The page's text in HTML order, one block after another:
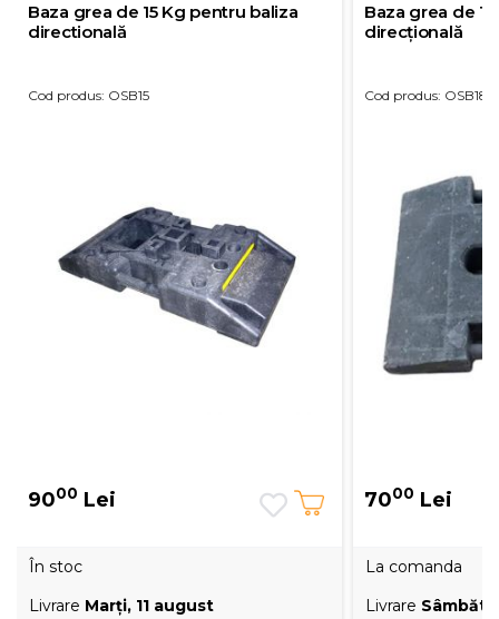
Baza grea de 15 Kg pentru baliza
directională
Cod produs: OSB15
9000 Lei
În stoc
Livrare Marţi, 11 august
Baza grea de
direcțională
Cod produs: OSB18
7000 Lei
La comanda
Livrare